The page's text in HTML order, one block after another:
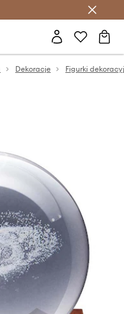
Club >
Dekoracje Figurki